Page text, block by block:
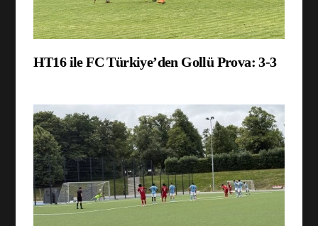
HT16 ile FC Türkiye’den Gollü Prova: 3-3